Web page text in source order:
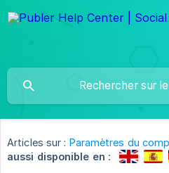
Articles sur : Paramètres du
aussi disponible en :